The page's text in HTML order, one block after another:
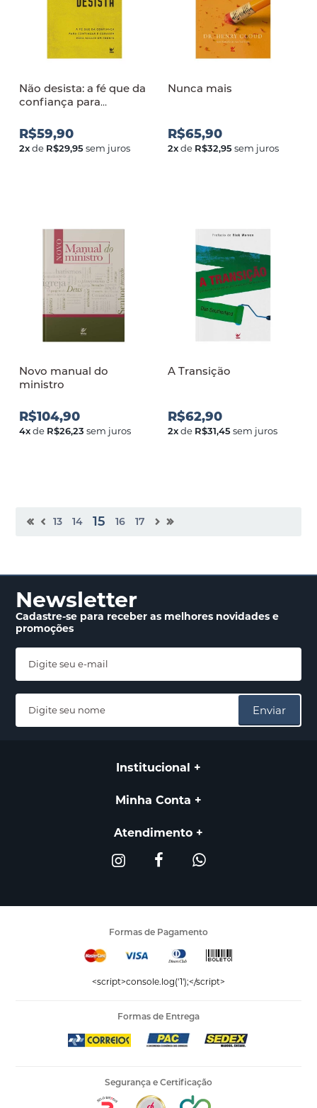
Não desista: a fé que da
confiança para
para seguir em frente
R$59,90
2xde R$29,95sem juros
Nunca mais
R$65,90
2xde R$32,95sem juros
Novo manual do
ministro
R$104,90
4xde R$26,23 sem juros
A Transição
R$62,90
2xde R$31,45sem juros
13 14 15 16 17
Newsletter
Cadastre-se para receberas melhores novidadese
promoções
Enviar
Institucional
Minha Conta
Atendimento
Formas de Pagamento
<script>console.log('1');</script>
Formas de Entrega
Segurança e Certificação